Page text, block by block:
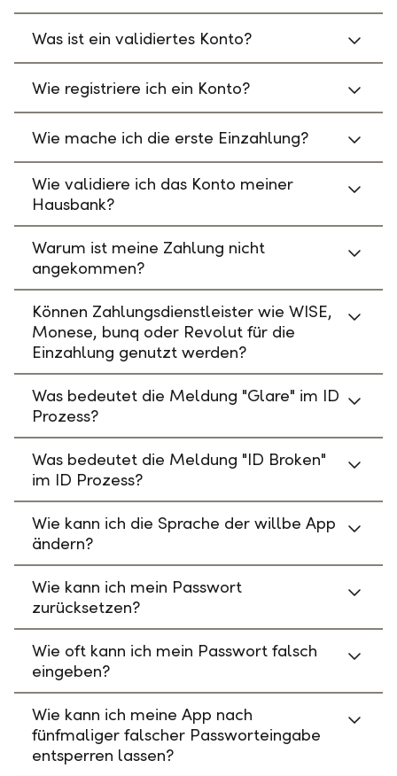
Was ist ein validiertes Konto?
Wie registriere ich ein Konto?
Wie mache ich die erste Einzahlung?
Wie validiere ich das Konto meiner
Hausbank?
Warum ist meine Zahlung nicht
angekommen?
Können Zahlungsdienstleister wie WISE,
Monese, bunq oder Revolut für die
Einzahlung genutzt werden?
Was bedeutet die Meldung "Glare" im ID
Prozess?
Was bedeutet die Meldung "ID Broken"
im ID Prozess?
Wie kann ich die Sprache der willbe App
ändern?
Wie kann ich mein Passwort
zurücksetzen?
Wie oft kann ich mein Passwort falsch
eingeben?
Wie kann ich meine App nach
fünfmaliger falscher Passworteingabe
entsperren lassen?